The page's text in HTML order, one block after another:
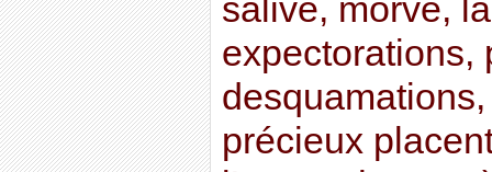
salive, morve,
expectorations,
précieux